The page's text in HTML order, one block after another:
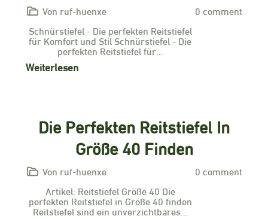
Von ruf-huenxe
0 comment
Schnürstiefel - Die perfekten Reitstiefel
für Komfort und Stil Schnürstiefel - Die
perfekten Reitstiefel für…
Weiterlesen
Die Perfekten Reitstiefel In
Größe 40 Finden
Von ruf-huenxe
0 comment
Artikel: Reitstiefel Größe 40 Die
perfekten Reitstiefel in Größe 40 finden
Reitstiefel sind ein unverzichtbares…